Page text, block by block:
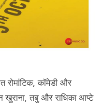
रोमांटिक, कॉमेडी और
खुराना, तबु और राधिका आप्टे